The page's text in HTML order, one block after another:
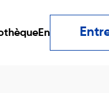
En